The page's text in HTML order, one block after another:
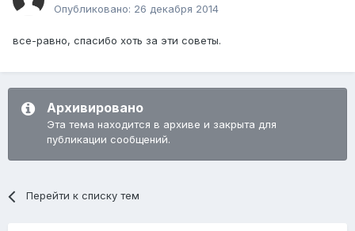
Опубликовано: 26 декабря 2014
все-равно, спасибо хоть за эти советы.
Архивировано
Эта тема находится в архиве и закрыта для
публикации сообщений.
Перейти к списку тем